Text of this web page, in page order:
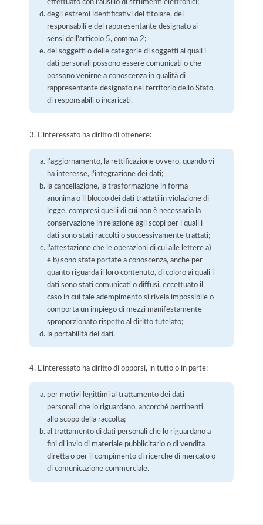
effettuato con l'ausilio di strumenti elettronici;
degli estremi identificativi del titolare, dei
responsabili e del rappresentante designato ai
sensi dell'articolo 5, comma 2;
dei soggetti o delle categorie di soggetti ai quali i
dati personali possono essere comunicati o che
possono venirne a conoscenza in qualità di
rappresentante designato nel territorio dello Stato,
di responsabili o incaricati.
3. L'interessato ha diritto di ottenere:
l'aggiornamento, la rettificazione ovvero, quando vi
ha interesse, l'integrazione dei dati;
la cancellazione, la trasformazione in forma
anonima o il blocco dei dati trattati in violazione di
legge, compresi quelli di cui non è necessaria la
conservazione in relazione agli scopi per i quali i
dati sono stati raccolti o successivamente trattati;
l'attestazione che le operazioni di cui alle lettere a)
e b) sono state portate a conoscenza, anche per
quanto riguarda il loro contenuto, di coloro ai quali i
dati sono stati comunicati o diffusi, eccettuato il
caso in cui tale adempimento si rivela impossibile o
comporta un impiego di mezzi manifestamente
sproporzionato rispetto al diritto tutelato;
la portabilità dei dati.
4. L'interessato ha diritto di opporsi, in tutto o in parte:
per motivi legittimi al trattamento dei dati
personali che lo riguardano, ancorché pertinenti
allo scopo della raccolta;
al trattamento di dati personali che lo riguardano a
fini di invio di materiale pubblicitario o di vendita
diretta o per il compimento di ricerche di mercato o
di comunicazione commerciale.